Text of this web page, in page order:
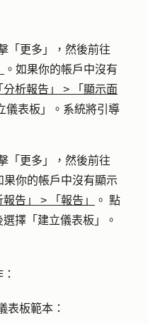
「更多」
，然後前往
。如果你的帳戶中沒有
分析報告」 >
「顯示面
儀表板 」。系統將引導
「更多」
，然後前往
果你的帳戶中沒有顯示
報告」 > 「報告」
。 點
選擇 「建立儀表板 」。
表板範本：